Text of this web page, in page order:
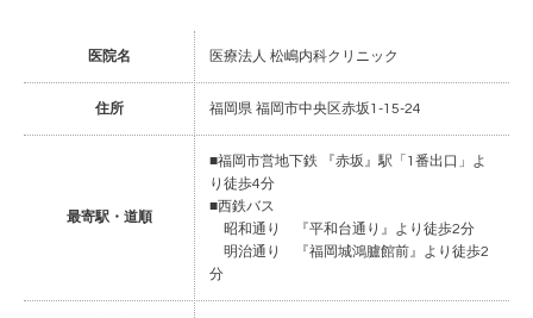
医院名 医療法人 松嶋内科クリニック
住所 福岡県 福岡市中央区赤坂1-15-24
最寄駅・道順
■福岡市営地下鉄 『赤坂』駅「1番出口」よ
り徒歩4分
■西鉄バス
昭和通り 『平和台通り』より徒歩2分
明治通り 『福岡城鴻臚館前』より徒歩2
分